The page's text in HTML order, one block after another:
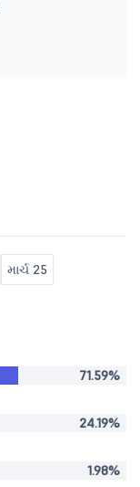
માર્ચ 25
71.59%
24.19%
1.98%